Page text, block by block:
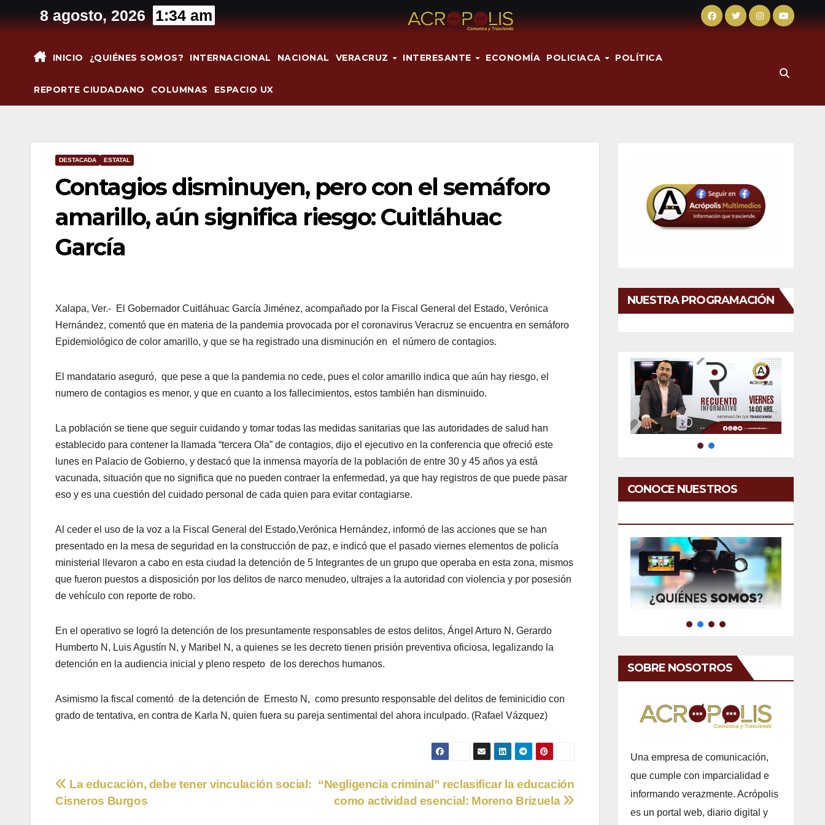
al
8 agosto, 2026 1:34 am
INICIO ¿QUIÉNES SOMOS? INTERNACIONAL NACIONAL VERACRUZ INTERESANTE ECONOMÍA POLICIACA POLÍTICA
REPORTE CIUDADANO COLUMNAS ESPACIO UX
DESTACADA ESTATAL
Contagios disminuyen, pero con el semáforo
amarillo, aún significa riesgo: Cuitláhuac
García
Xalapa, Ver.- El Gobernador Cuitláhuac García Jiménez, acompañado por la Fiscal General del Estado, Verónica
Hernández, comentó que en materia de la pandemia provocada por el coronavirus Veracruz se encuentra en semáforo
Epidemiológico de color amarillo, y que se ha registrado una disminución en el número de contagios.
El mandatario aseguró, que pese a que la pandemia no cede, pues el color amarillo indica que aún hay riesgo, el
numero de contagios es menor, y que en cuanto a los fallecimientos, estos también han disminuido.
La población se tiene que seguir cuidando y tomar todas las medidas sanitarias que las autoridades de salud han
establecido para contener la llamada “tercera Ola” de contagios, dijo el ejecutivo en la conferencia que ofreció este
lunes en Palacio de Gobierno, y destacó que la inmensa mayoría de la población de entre 30 y 45 años ya está
vacunada, situación que no significa que no pueden contraer la enfermedad, ya que hay registros de que puede pasar
eso y es una cuestión del cuidado personal de cada quien para evitar contagiarse.
Al ceder el uso de la voz a la Fiscal General del Estado,Verónica Hernández, informó de las acciones que se han
presentado en la mesa de seguridad en la construcción de paz, e indicó que el pasado viernes elementos de policía
ministerial llevaron a cabo en esta ciudad la detención de 5 Integrantes de un grupo que operaba en esta zona, mismos
que fueron puestos a disposición por los delitos de narco menudeo, ultrajes a la autoridad con violencia y por posesión
de vehículo con reporte de robo.
En el operativo se logró la detención de los presuntamente responsables de estos delitos, Ángel Arturo N, Gerardo
Humberto N, Luis Agustín N, y Maribel N, a quienes se les decreto tienen prisión preventiva oficiosa, legalizando la
detención en la audiencia inicial y pleno respeto de los derechos humanos.
Asimismo la fiscal comentó de la detención de Ernesto N, como presunto responsable del delitos de feminicidio con
grado de tentativa, en contra de Karla N, quien fuera su pareja sentimental del ahora inculpado. (Rafael Vázquez)
Navegación
“Negligencia criminal” reclasificar la educación
como actividad esencial: Moreno Brizuela
La educación, debe tener vinculación social:
Cisneros Burgos
NUESTRA PROGRAMACIÓN
CONOCE NUESTROS
SOBRE NOSOTROS
Una empresa de comunicación,
que cumple con imparcialidad e
informando verazmente. Acrópolis
es un portal web, diario digital y